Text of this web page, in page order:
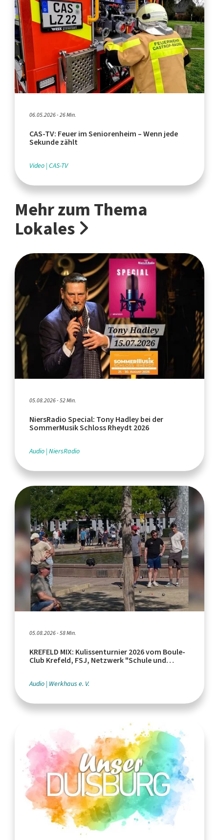
06.05.2026 - 26 Min.
CAS-TV: Feuer im Seniorenheim – Wenn jede
Sekunde zählt
Video CAS-TV
Mehr zum Thema
Lokales
05.08.2026 - 52 Min.
NiersRadio Special: Tony Hadley bei der
SommerMusik Schloss Rheydt 2026
Audio NiersRadio
05.08.2026 - 58 Min.
KREFELD MIX: Kulissenturnier 2026 vom Boule-
Club Krefeld, FSJ, Netzwerk "Schule und
Audio Werkhaus e. V.